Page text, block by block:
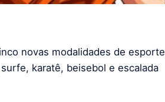
novas modalidades de esporte
karatê, beisebol e escalada